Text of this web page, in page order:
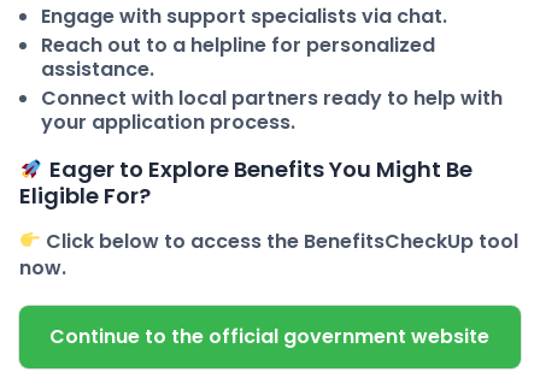
Engage with support specialists via chat.
Reach out to a helpline for personalized
assistance.
Connect with local partners ready to help with
your application process.
Eager to Explore Benefits You Might Be
Eligible For?
Click below to access the BenefitsCheckUp tool
now.
Continue to the official government website